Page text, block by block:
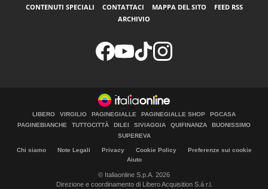
CONTENUTI SPECIALI CONTATTACI MAPPA DEL SITO
FEED RSS
ARCHIVIO
LIBERO VIRGILIO PAGINEGIALLE PAGINEGIALLE SHOP
PGCASA
PAGINEBIANCHE
TUTTOCITTÀ DILEI SIVIAGGIA QUIFINANZA
BUONISSIMO
SUPEREVA
Chi siamo Note Legali Privacy Cookie Policy
Preferenze sui cookie
Aiuto
© Italiaonline S.p.A. 2026
Direzione e coordinamento di Libero Acquisition S.á r.l.